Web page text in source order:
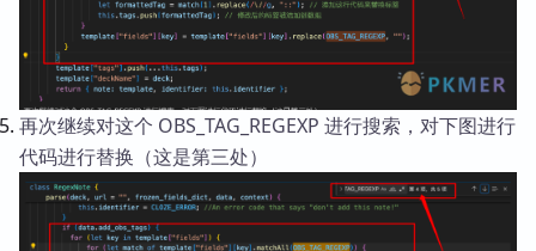
再次继续对这个 OBS_TAG_REGEXP 进行搜索，对下图进行
代码进行替换（这是第三处）